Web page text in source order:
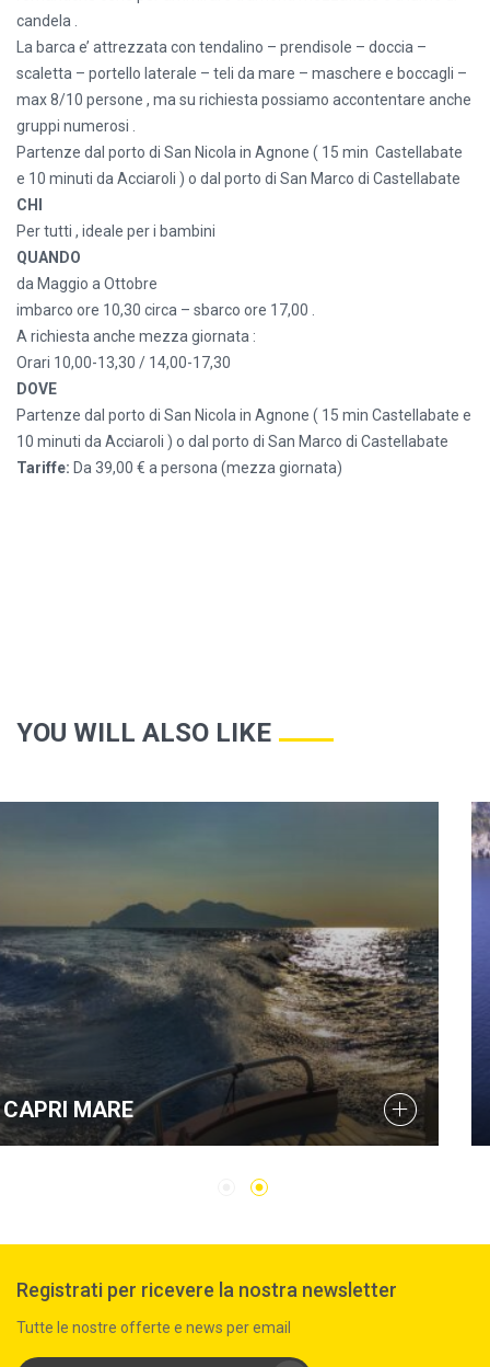
candela .
La barca e’ attrezzata con tendalino – prendisole – doccia –
scaletta – portello laterale – teli da mare – maschere e boccagli –
max 8/10 persone , ma su richiesta possiamo accontentare anche
gruppi numerosi .
Partenze dal porto di San Nicola in Agnone ( 15 min Castellabate
e 10 minuti da Acciaroli ) o dal porto di San Marco di Castellabate
CHI
Per tutti , ideale per i bambini
QUANDO
da Maggio a Ottobre
imbarco ore 10,30 circa – sbarco ore 17,00 .
A richiesta anche mezza giornata :
Orari 10,00-13,30 / 14,00-17,30
DOVE
Partenze dal porto di San Nicola in Agnone ( 15 min Castellabate e
10 minuti da Acciaroli ) o dal porto di San Marco di Castellabate
Tariffe: Da 39,00 € a persona (mezza giornata)
YOU WILL ALSO LIKE
CAMPANIA
Registrati per ricevere la nostra newsletter
Tutte le nostre offerte e news per email